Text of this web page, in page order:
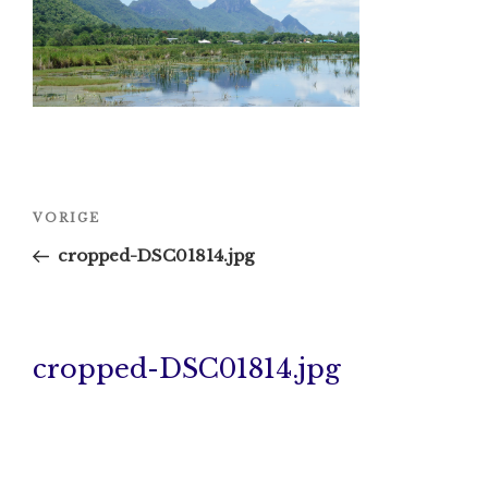
Vorig
VORIGE
cropped-DSC01814.jpg
cropped-DSC01814.jpg